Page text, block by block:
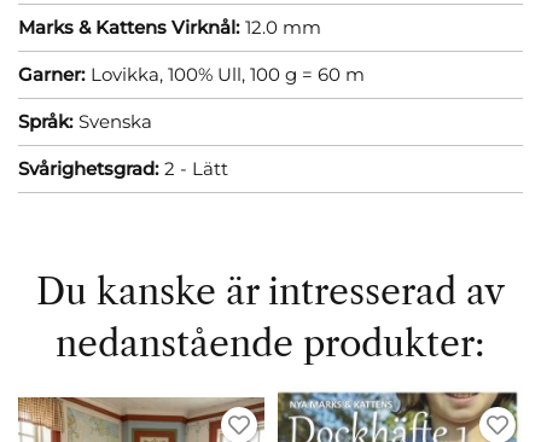
Marks & Kattens Virknål: 12.0 mm
Garner: Lovikka, 100% Ull, 100 g = 60 m
Språk: Svenska
Svårighetsgrad: 2 - Lätt
Du kanske är intresserad av
nedanstående produkter: